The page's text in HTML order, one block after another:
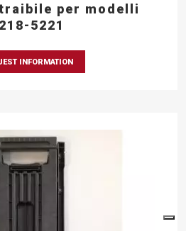
per modelli
5221
INFORMATION